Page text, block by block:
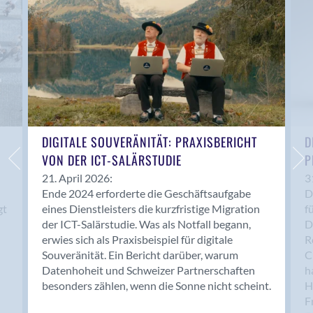
Bern 15
Bern 22
Bern 65
Bern 9
Bern-Zollikofen
Biel/Bienne
Binningen
Bolligen
Bonaduz
Bonstetten
Bottighofen
Bremgarten bei Bern
Brig-Glis
Bronschhofen
Brugg
DIGITALE SOUVERÄNITÄT: PRAXISBERICHT
VON DER ICT-SALÄRSTUDIE
21. April 2026:
Ende 2024 erforderte die Geschäftsaufgabe
eines Dienstleisters die kurzfristige Migration
der ICT-Salärstudie. Was als Notfall begann,
erwies sich als Praxisbeispiel für digitale
Souveränität. Ein Bericht darüber, warum
Datenhoheit und Schweizer Partnerschaften
besonders zählen, wenn die Sonne nicht scheint.